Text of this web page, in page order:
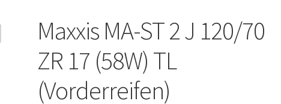
Maxxis MA-ST 2 J 120/70
ZR 17 (58W) TL
(Vorderreifen)